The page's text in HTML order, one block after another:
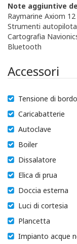
Note aggiuntive
Raymarine Axiom
Strumenti
Cartografia
Bluetooth
Accessori
Tensione di
Caricabatterie
Autoclave
Boiler
Dissalatore
Elica di prua
Doccia esterna
Luci di cortesia
Plancetta
Impianto acque